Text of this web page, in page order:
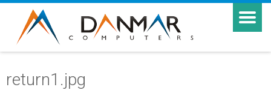
return1.jpg